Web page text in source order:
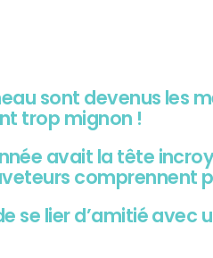
sont devenus les
trop mignon !
avait la tête
comprennent
se lier d’amitié avec